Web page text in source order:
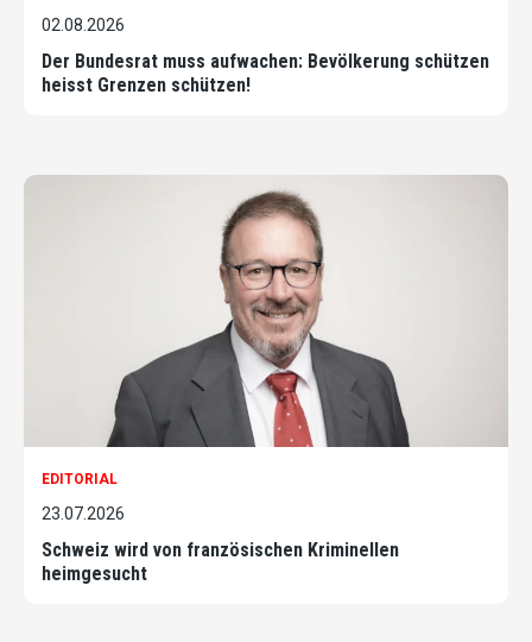
02.08.2026
Der Bundesrat muss aufwachen: Bevölkerung schützen
heisst Grenzen schützen!
EDITORIAL
23.07.2026
Schweiz wird von französischen Kriminellen
heimgesucht